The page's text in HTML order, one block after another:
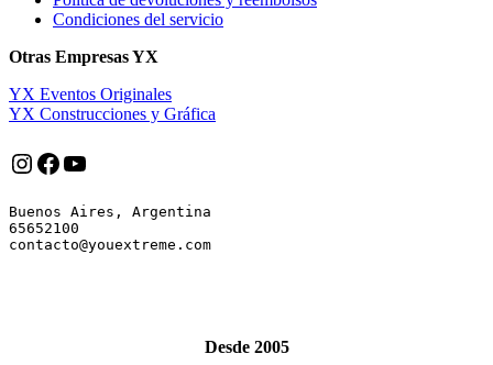
Condiciones del servicio
Otras Empresas YX
YX Eventos Originales
YX Construcciones y Gráfica
Instagram
Facebook
YouTube
Buenos Aires, Argentina
65652100
Desde 2005